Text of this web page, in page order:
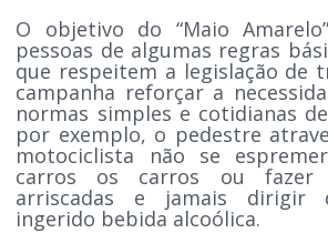
O objetivo do “Maio
pessoas de algumas regras
que respeitem a legislação de
campanha reforçar a
normas simples e cotidianas
por exemplo, o pedestre
motociclista não se
carros os carros ou fazer
arriscadas e jamais dirigir
ingerido bebida alcoólica.